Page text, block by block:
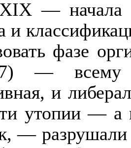
— начала
и
фазе
— всему
и
утопии — а
— разрушали